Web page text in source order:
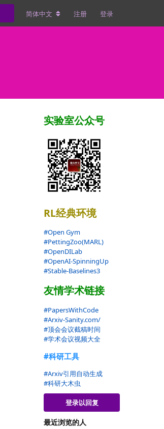
简体中文 注册 登录
实验室公众号
RL经典环境
#Open Gym
#PettingZoo(MARL)
#OpenDILab
#OpenAI-SpinningUp
#Stable-Baselines3
友情学术链接
#PapersWithCode
#Arxiv-Sanity.com/
#顶会会议截稿时间
#学术会议视频大全
#科研工具
#Arxiv引用自动生成
#科研大木虫
登录以回复
最近浏览的人